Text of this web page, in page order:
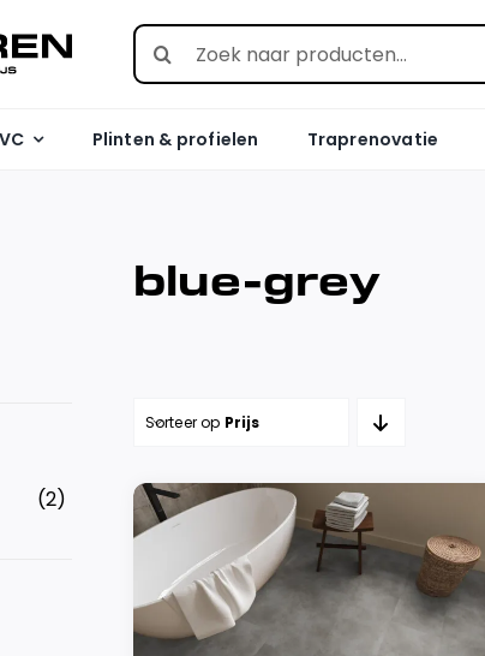
Search
for:
Plinten & profielen Traprenovatie
(2)
blue-grey
Sorteer op Prijs